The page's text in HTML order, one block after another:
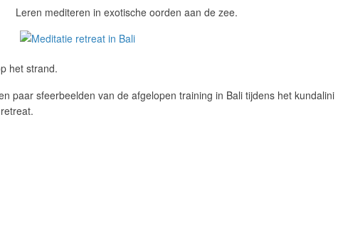
Leren mediteren in exotische oorden aan de zee.
het strand.
paar sfeerbeelden van de afgelopen training in Bali tijdens het kundalini